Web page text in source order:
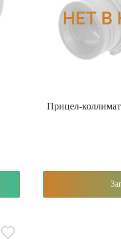
Прицел-